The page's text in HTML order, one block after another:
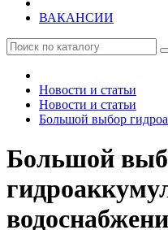
ВАКАНСИИ
Новости и статьи
Новости и статьи
Большой выбор
Большой